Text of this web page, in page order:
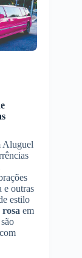
Aluguel
e outras
estilo
em